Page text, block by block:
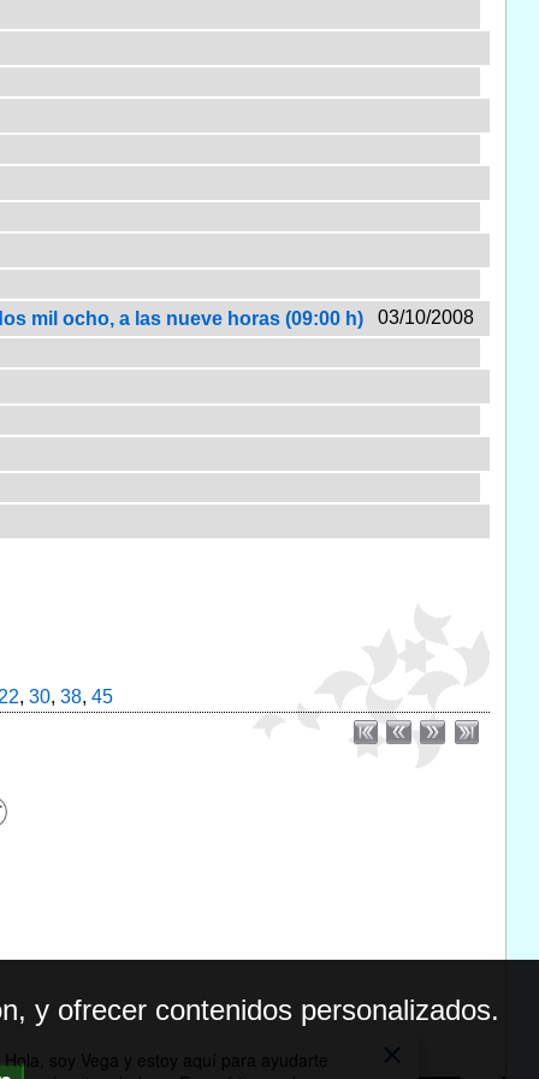
mil ocho, a las nueve horas (09:00 h)
03/10/2008
22, 30, 38, 45
y ofrecer contenidos personalizados.